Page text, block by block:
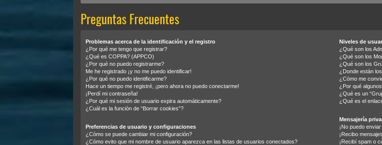
Preguntas Frecuentes
Problemas acerca de la identificación y el registro
¿Por qué me tengo que registrar?
¿Qué es COPPA? (APPCO)
¿Por qué no puedo registrarme?
Me he registrado ¡y no me puedo identificar!
¿Por qué no puedo identificarme?
Hace un tiempo me registré, ¡pero ahora no puedo conectarme!
¡Perdí mi contraseña!
¿Por qué mi sesión de usuario expira automáticamente?
¿Cuál es la función de “Borrar cookies”?
Preferencias de usuario y configuraciones
¿Cómo se puede cambiar mi configuración?
¿Cómo evito que mi nombre de usuario aparezca en las listas de usuarios conectados?
Niveles de
¿Qué son los
¿Qué son los
¿Qué son los
¿Donde están
¿Cómo me
¿Por qué
¿Qué es un
¿Qué es el
Mensajería
¡No puedo
¡Recibo
¡Recibí spam o